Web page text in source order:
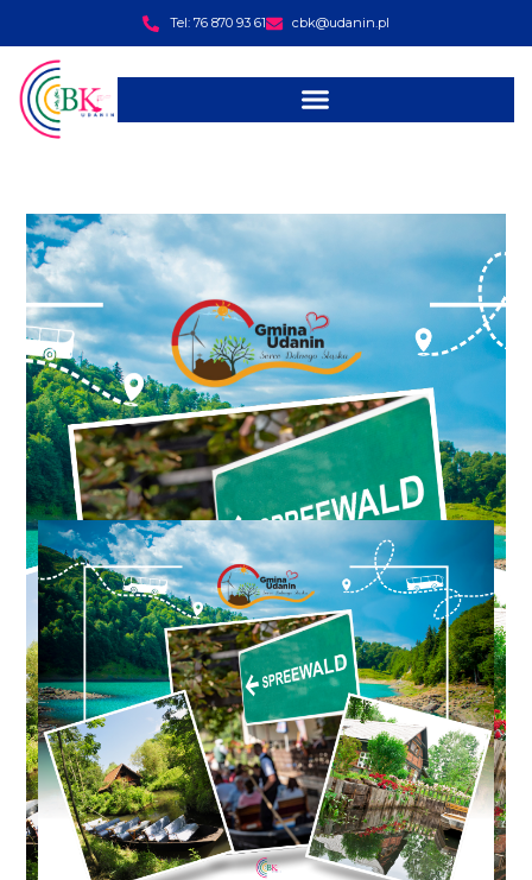
Tel: 76 870 93 61 cbk@udanin.pl